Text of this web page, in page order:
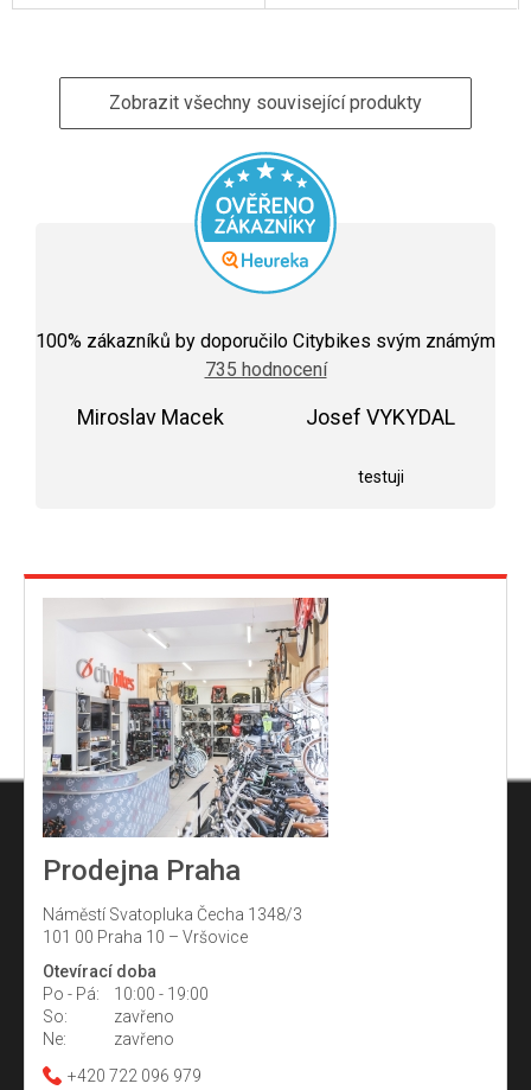
Zobrazit všechny související produkty
hodnocení
obchodu
je
100% zákazníků by doporučilo Citybikes svým známým
735 hodnocení
Miroslav Macek Josef VYKYDAL
testuji
Prodejna Praha
Náměstí Svatopluka Čecha 1348/3
101 00 Praha 10 – Vršovice
Otevírací doba
Po - Pá:
10:00 - 19:00
So:
zavřeno
Ne:
zavřeno
+420 722 096 979